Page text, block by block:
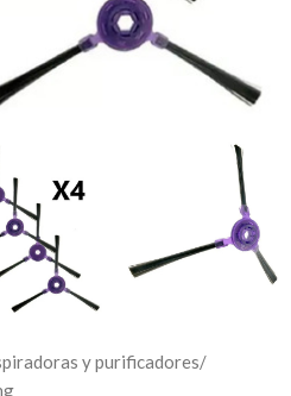
y purificadores/